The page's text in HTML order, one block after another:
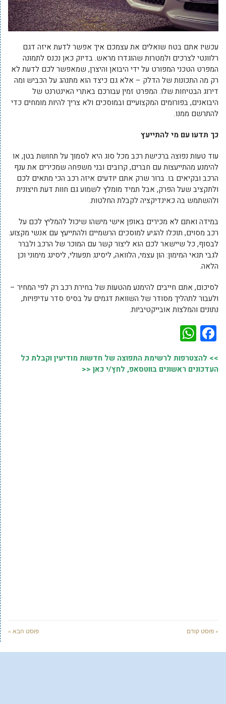
עכשיו אתם בטח שואלים את עצמכם איך אפשר לדעת איזה דגם
רלוונטי לצרכים ולמטרות שהוגדרו מראש. בדיוק כאן נכנס לתמונה
המפרט הטכני המפורט על ידי היבואן והיצרן, שמאפשר לכם לדעת לא
רק מה התכונות של הדלק – אלא גם כיצד הוא מתנהג על הכביש ומה
דירוג הבטיחות שלו. המפרט זמין עבורכם באתרי האינטרנט של
היבואנים, בפורומים המקצועיים ובמוסכים ולא צריך להיות מומחים כדי
להתרשם ממנו.
כך תדעו עם מי להתייעץ
עוד טעות נפוצה ברכישת רכב מכל סוג היא לסמוך על תחושת בטן, או
להימנע מהתייעצות עם חברים, קרובים ובני משפחה שמכירים את ענף
הרכב ובקיאים בו. ברור שרק אתם יודעים איזה רכב הכי מתאים לכם
ולתקציב שעל הפרק, אבל תמיד מומלץ לשמוע גם חוות דעת חיצונית
ולהשתמש בה כאינדיקציה לקבלת החלטות.
במידה ואתם לא מכירים באופן אישי מישהו שיכול להמליץ לכם על
רכב מסוים, תוכלו להגיע למוסכים הרשמיים ולהתייעץ עם אנשי מקצוע.
לבסוף, כל שיישאר לכם הוא ליצור קשר עם המוכר של הרכב ולברר
לגבי תנאי המימון: הון עצמי, הלוואה, ליסינג תפעולי, ליסינג מימוני וכן
הלאה.
לסיכום, אתם חייבים להימנע מהטעות של בחירת רכב רק לפי המחיר –
ולעבור לתהליך מסודר של השוואת דגמים על בסיס סדר עדיפויות,
נתונים והמלצות אובייקטיביות.
Facebook
>> להצטרפות לרשימת התפוצה של חדשות מודיעין וקבלת כל
העדכונים ראשונים בווטסאפ, לחץ/י כאן <<
« פוסט קודם פוסט הבא »